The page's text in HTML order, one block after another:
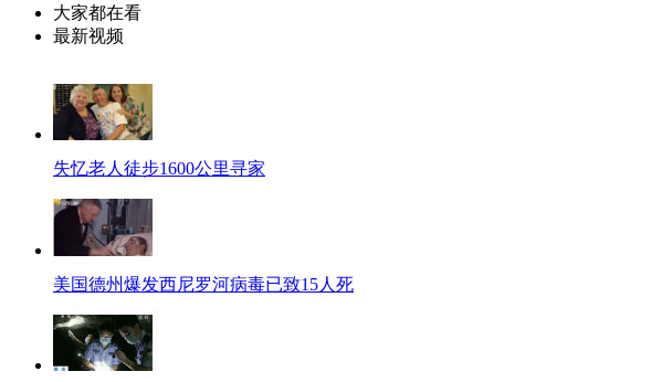
大家都在看
最新视频
失忆老人徒步1600公里寻家
美国德州爆发西尼罗河病毒已致15人死